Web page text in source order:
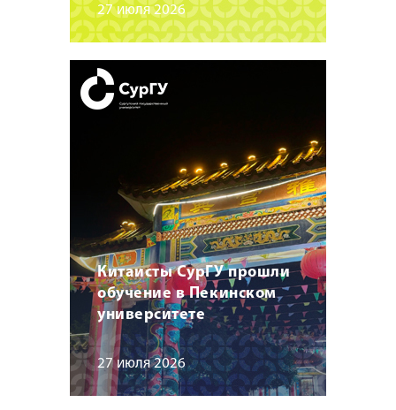
27 июля 2026
Китаисты СурГУ прошли
обучение в Пекинском
университете
27 июля 2026